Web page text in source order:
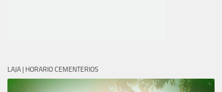
LAJA | HORARIO CEMENTERIOS